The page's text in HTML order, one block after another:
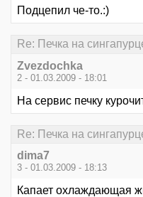
Подцепил че-то.:)
Re: Печка на
Zvezdochka
2 - 01.03.2009 - 18:01
На сервис печку
Re: Печка на
dima7
3 - 01.03.2009 - 18:13
Капает охлаждающая